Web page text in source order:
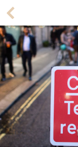
主
頁
搵
樓/
成
交
業